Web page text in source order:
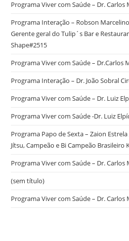
Programa Viver com Saúde – Dr. Carlos
Programa Interação – Robson
Gerente geral do Tulip´s Bar e
Shape#2515
Programa Viver com Saúde – Dr.Carlos
Programa Interação – Dr. João Sobral
Programa Viver com Saúde – Dr. Luiz
Programa Viver com Saúde -Dr. Luiz
Programa Papo de Sexta – Zaion
Jítsu, Campeão e Bi Campeão Brasileiro
Programa Viver com Saúde – Dr. Carlos
(sem título)
Programa Viver com Saúde – Dr. Carlos